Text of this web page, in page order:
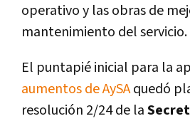
operativo y las obras de
mantenimiento del servicio.
El puntapié inicial para la
aumentos de AySAquedó
resolución 2/24 de la